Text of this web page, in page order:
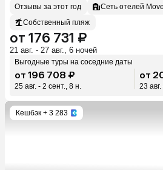
Отзывы за этот год
Сеть отелей
Собственный пляж
от 176 731 ₽
21 авг. - 27 авг., 6 ночей
Выгодные туры на соседние даты
от 196 708 ₽
25 авг. - 2 сент., 8 н.
от
23
Кешбэк + 3 283